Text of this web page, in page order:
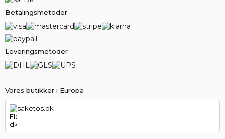
Vores butikker i Europa
saketos.dk
Betalingsmetoder
Leveringsmetoder